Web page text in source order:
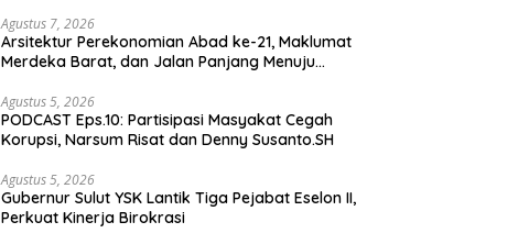
Agustus 7, 2026
Arsitektur Perekonomian Abad ke-21, Maklumat
Merdeka Barat, dan Jalan Panjang Menuju
Agustus 5, 2026
PODCAST Eps.10: Partisipasi Masyakat Cegah
Korupsi, Narsum Risat dan Denny Susanto.SH
Agustus 5, 2026
Gubernur Sulut YSK Lantik Tiga Pejabat Eselon II,
Perkuat Kinerja Birokrasi